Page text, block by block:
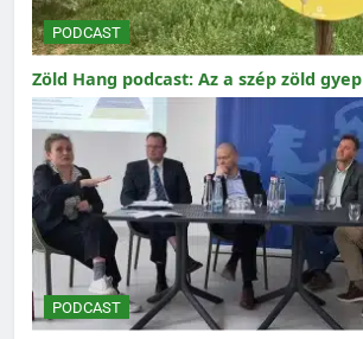
PODCAST
Zöld Hang podcast: Az a szép zöld gyep
PODCAST